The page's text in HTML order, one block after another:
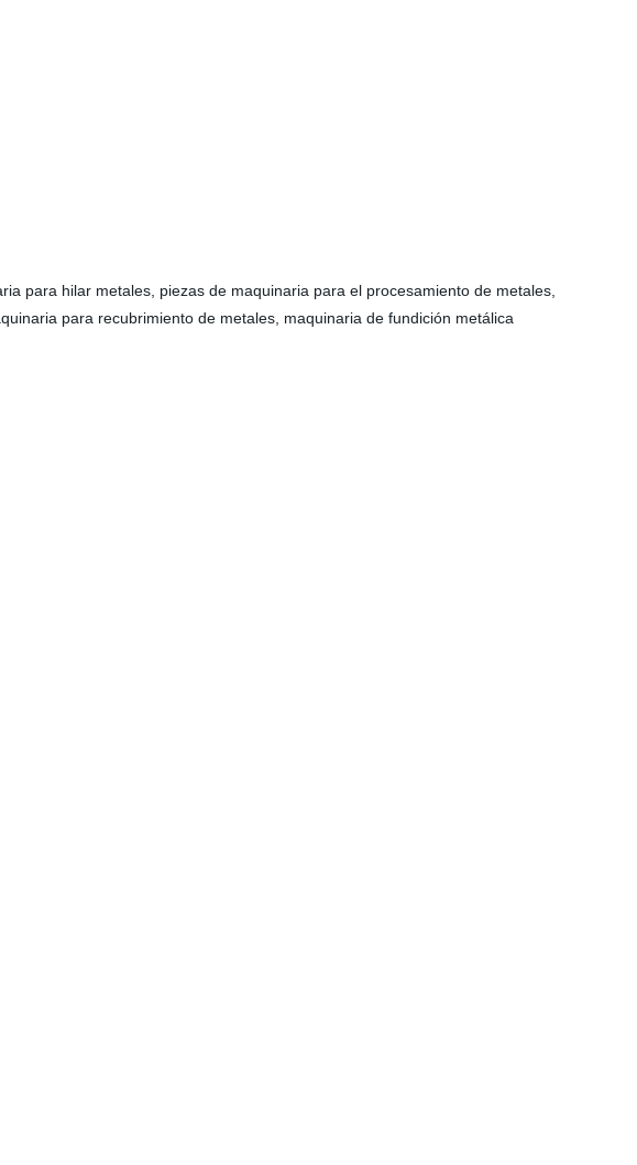
para hilar metales, piezas de maquinaria para el procesamiento de metales,
para recubrimiento de metales, maquinaria de fundición metálica